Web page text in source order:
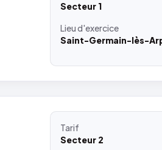
Secteur 1
Lieud'exercice
Saint-Germain-lès-
Tarif
Secteur 2